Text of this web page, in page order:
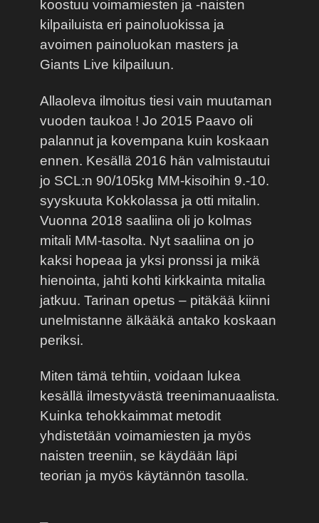
koostuu voimamiesten ja -naisten
kilpailuista eri painoluokissa ja
avoimen painoluokan masters ja
Giants Live kilpailuun.
Allaoleva ilmoitus tiesi vain muutaman
vuoden taukoa ! Jo 2015 Paavo oli
palannut ja kovempana kuin koskaan
ennen. Kesällä 2016 hän valmistautui
jo SCL:n 90/105kg MM-kisoihin 9.-10.
syyskuuta Kokkolassa ja otti mitalin.
Vuonna 2018 saaliina oli jo kolmas
mitali MM-tasolta. Nyt saaliina on jo
kaksi hopeaa ja yksi pronssi ja mikä
hienointa, jahti kohti kirkkainta mitalia
jatkuu. Tarinan opetus – pitäkää kiinni
unelmistanne älkääkä antako koskaan
periksi.
Miten tämä tehtiin, voidaan lukea
kesällä ilmestyvästä treenimanuaalista.
Kuinka tehokkaimmat metodit
yhdistetään voimamiesten ja myös
naisten treeniin, se käydään läpi
teorian ja myös käytännön tasolla.